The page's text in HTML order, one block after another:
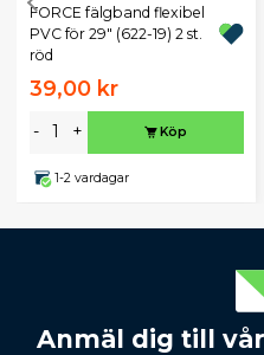
FORCE fälgband flexibel
PVC för 29" (622-19) 2 st.
röd
39,00 kr
- + Köp
1-2 vardagar
Anmäl dig till